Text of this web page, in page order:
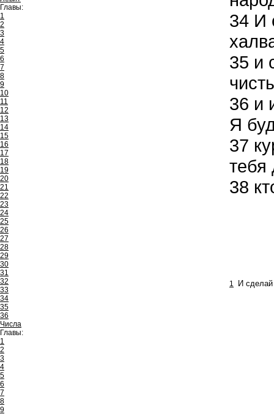
Главы:
1
2
3
4
5
6
7
8
9
10
11
12
13
14
15
16
17
18
19
20
21
22
23
24
25
26
27
28
29
30
31
32
33
34
35
36
Числа
Главы:
1
2
3
4
5
6
7
8
9
34 И
35 и
36 и
Я
37
тебя
38
1 И